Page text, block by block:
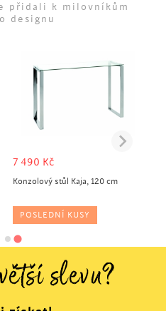
přidali k milovníkům
designu
7 490 Kč
Konzolový stůl Kaja, 120 cm
POSLEDNÍ KUSY
slevu?